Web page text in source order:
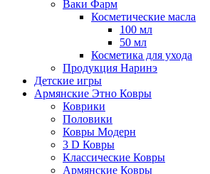
Ваки Фарм
Косметические масла
100 мл
50 мл
Косметика для ухода
Продукция Наринэ
Детские игры
Армянские Этно Ковры
Коврики
Половики
Ковры Модерн
3 D Ковры
Классические Ковры
Армянские Ковры